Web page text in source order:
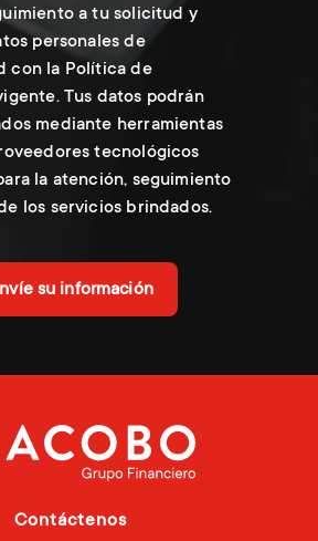
a tu solicitud y
personales de
con la Política de
Tus datos podrán
mediante herramientas
tecnológicos
la atención, seguimiento
los servicios brindados.
Contáctenos